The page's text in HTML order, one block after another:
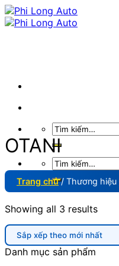
Skip
to
Tìm
kiếm:
Tìm
kiếm:
OTANI
Trang chủ / Thương hiệu
Showing all 3 results
Danh mục sản phẩm